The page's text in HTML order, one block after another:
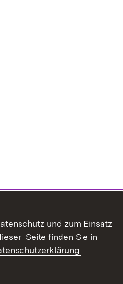
Barrierefreiheit
Impressum
und zum Einsatz
Seite finden Sie in